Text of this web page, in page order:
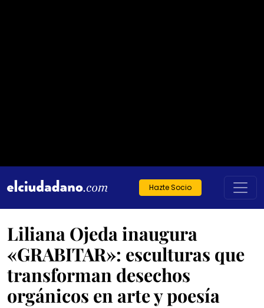
Hazte Socio
Liliana Ojeda inaugura
«GRABITAR»: esculturas que
transforman desechos
orgánicos en arte y poesía